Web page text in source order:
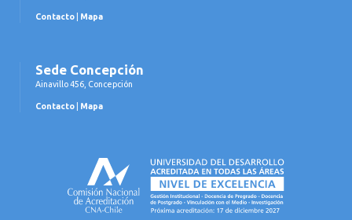
Contacto Mapa
Sede Concepción
Ainavillo 456, Concepción
Contacto Mapa